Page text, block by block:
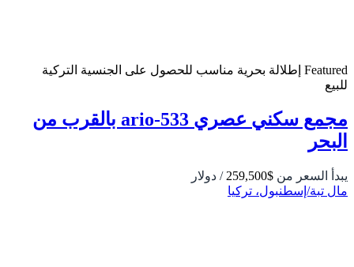
Featured إطلالة بحرية مناسب للحصول على الجنسية التركية
للبيع
مجمع سكني عصري 533-ario بالقرب من
البحر
يبدأ السعر من $259,500
/ دولار
مال تبة/إسطنبول، تركيا